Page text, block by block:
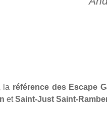
la référence des Escape
etSaint-Just Saint-